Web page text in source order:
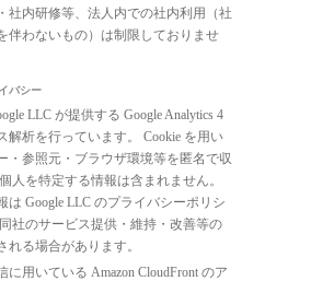
社内研修等、法人内での社内利用（社
伴わないもの）は制限しておりませ
バシー
LLC が提供する Google Analytics 4
解析を行っています。 Cookie を用い
・参照元・ブラウザ環境等を匿名で収
人を特定する情報は含まれません。
は Google LLC のプライバシーポリシ
社のサービス提供・維持・改善等の
れる場合があります。
に用いている Amazon CloudFront のア